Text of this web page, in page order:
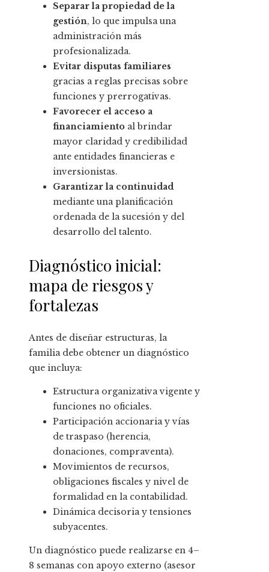
Separar la propiedad de la
gestión, lo que impulsa una
administración más
profesionalizada.
Evitar disputas familiares
gracias a reglas precisas sobre
funciones y prerrogativas.
Favorecer el acceso a
financiamiento al brindar
mayor claridad y credibilidad
ante entidades financieras e
inversionistas.
Garantizar la continuidad
mediante una planificación
ordenada de la sucesión y del
desarrollo del talento.
Diagnóstico inicial:
mapa de riesgos y
fortalezas
Antes de diseñar estructuras, la
familia debe obtener un diagnóstico
que incluya:
Estructura organizativa vigente y
funciones no oficiales.
Participación accionaria y vías
de traspaso (herencia,
donaciones, compraventa).
Movimientos de recursos,
obligaciones fiscales y nivel de
formalidad en la contabilidad.
Dinámica decisoria y tensiones
subyacentes.
Un diagnóstico puede realizarse en 4–
8 semanas con apoyo externo (asesor